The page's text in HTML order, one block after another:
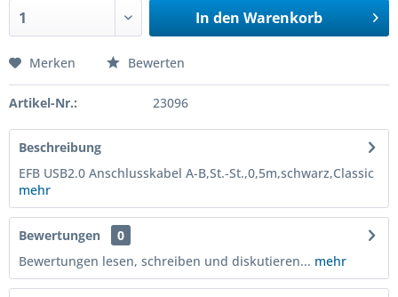
In den Warenkorb
Merken Bewerten
Artikel-Nr.: 23096
Beschreibung
EFB USB2.0 Anschlusskabel A-B,St.-St.,0,5m,schwarz,Classic
mehr
Bewertungen
0
Bewertungen lesen, schreiben und diskutieren... mehr